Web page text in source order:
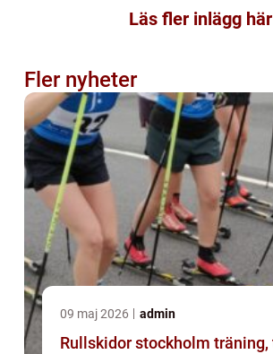
Läs fler inlägg här
Fler nyheter
09 maj 2026 admin
Rullskidor stockholm träning, teknik